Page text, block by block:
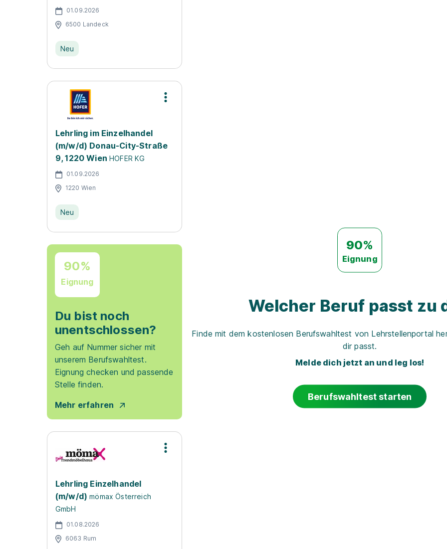
01.09.2026
6500 Landeck
Neu
Lehrling im Einzelhandel
(m/w/d) Donau-City-Straße
9, 1220 Wien HOFER KG
01.09.2026
1220 Wien
Neu
90%
Eignung
Du bist noch
unentschlossen?
Geh auf Nummer sicher mit
unserem Berufswahltest.
Eignung checken und passende
Stelle finden.
Mehr erfahren
Lehrling Einzelhandel
(m/w/d) mömax Österreich
GmbH
01.08.2026
6063 Rum
90%
Eignung
Welcher Beruf passt zu
Finde mit dem kostenlosen Berufswahltest von Lehrstellenportal
dir passt.
Melde dich jetzt an und leg los!
Berufswahltest starten